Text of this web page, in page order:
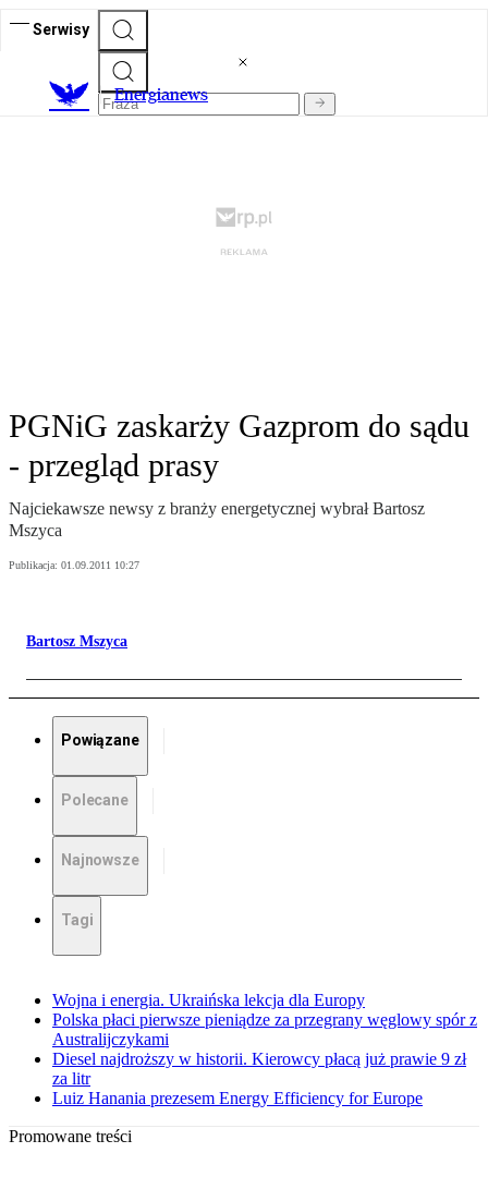
Serwisy
Energianews
PGNiG zaskarży Gazprom do sądu
- przegląd prasy
Najciekawsze newsy z branży energetycznej wybrał Bartosz
Mszyca
Publikacja: 01.09.2011 10:27
Bartosz Mszyca
Powiązane
Polecane
Najnowsze
Tagi
Wojna i energia. Ukraińska lekcja dla Europy
Polska płaci pierwsze pieniądze za przegrany węglowy spór z
Australijczykami
Diesel najdroższy w historii. Kierowcy płacą już prawie 9 zł
za litr
Luiz Hanania prezesem Energy Efficiency for Europe
Promowane treści